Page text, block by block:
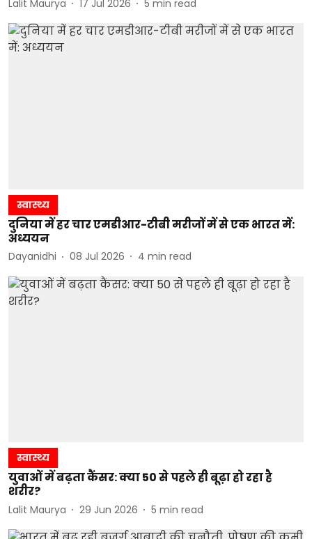
Lalit Maurya 17 Jul 2026 5 min read
स्वास्थ्य
दुनिया में हर चार एमडीआर-टीबी मरीजों में से एक भारत में:
अध्ययन
Dayanidhi 08 Jul 2026 4 min read
स्वास्थ्य
युवाओं में बढ़ता कैंसर: क्या 50 से पहले ही बूढ़ा हो रहा है
शरीर?
Lalit Maurya 29 Jun 2026 5 min read